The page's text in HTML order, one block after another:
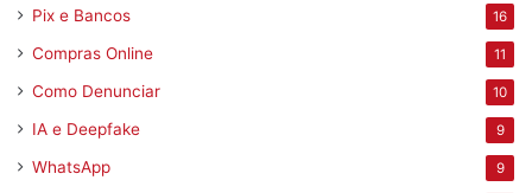
Pix e Bancos 16
Compras Online 11
Como Denunciar 10
IA e Deepfake 9
WhatsApp 9